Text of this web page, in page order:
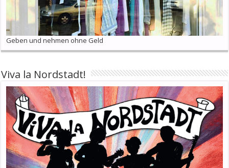
Geben und nehmen ohne Geld
Viva la Nordstadt!